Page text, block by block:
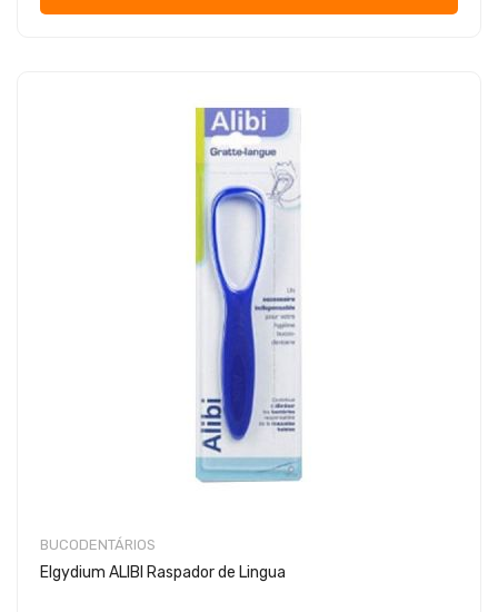
BUCODENTÁRIOS
Elgydium ALIBI Raspador de Lingua